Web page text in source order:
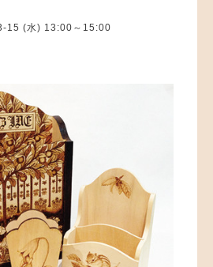
15 (水) 13:00～15:00